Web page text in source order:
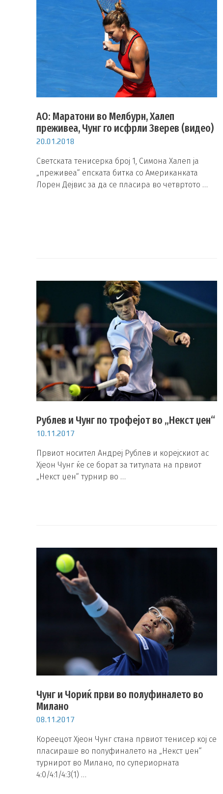
АО: Маратони во Мелбурн, Халеп
преживеа, Чунг го исфрли Зверев (видео)
20.01.2018
Светската тенисерка број 1, Симона Халеп ја
„преживеа“ епската битка со Американката
Лорен Дејвис за да се пласира во четвртото …
Рублев и Чунг по трофејот во „Некст џен“
10.11.2017
Првиот носител Андреј Рублев и корејскиот ас
Хјеон Чунг ќе се борат за титулата на првиот
„Некст џен“ турнир во …
Чунг и Чориќ први во полуфиналето во
Милано
08.11.2017
Кореецот Хјеон Чунг стана првиот тенисер кој се
пласираше во полуфиналето на „Некст џен“
турнирот во Милано, по супериорната
4:0/4:1/4:3(1) …